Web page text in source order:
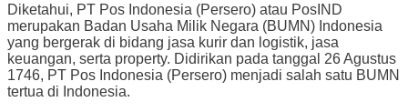
Diketahui, PT Pos Indonesia (Persero) atau PosIND
merupakan Badan Usaha Milik Negara (BUMN) Indonesia
yang bergerak di bidang jasa kurir dan logistik, jasa
keuangan, serta property. Didirikan pada tanggal 26 Agustus
1746, PT Pos Indonesia (Persero) menjadi salah satu BUMN
tertua di Indonesia.